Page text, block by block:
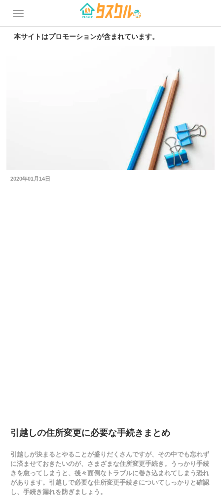
本サイトはプロモーションが含まれています。
2020年01月14日
引越しの住所変更に必要な手続きまとめ
引越しが決まるとやることが盛りだくさんですが、その中でも忘れず
に済ませておきたいのが、さまざまな住所変更手続き。うっかり手続
きを怠ってしまうと、後々面倒なトラブルに巻き込まれてしまう恐れ
があります。引越しで必要な住所変更手続きについてしっかりと確認
し、手続き漏れを防ぎましょう。